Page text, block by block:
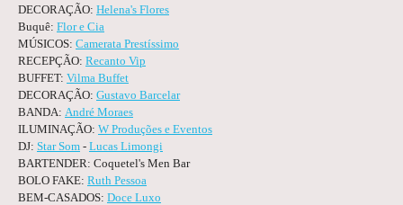
DECORAÇÃO: Helena's Flores
Buquê: Flor e Cia
MÚSICOS: Camerata Prestíssimo
RECEPÇÃO: Recanto Vip
BUFFET: Vilma Buffet
DECORAÇÃO: Gustavo Barcelar
BANDA: André Moraes
ILUMINAÇÃO: W Produções e Eventos
DJ: Star Som - Lucas Limongi
BARTENDER: Coquetel's Men Bar
BOLO FAKE: Ruth Pessoa
BEM-CASADOS: Doce Luxo